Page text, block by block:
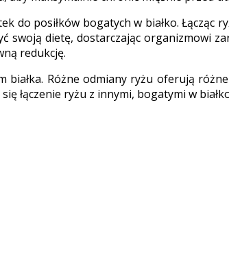
do posiłków bogatych w białko. Łącząc
dietę, dostarczając organizmowi
redukcję.
Różne odmiany ryżu oferują
łączenie ryżu z innymi, bogatymi w